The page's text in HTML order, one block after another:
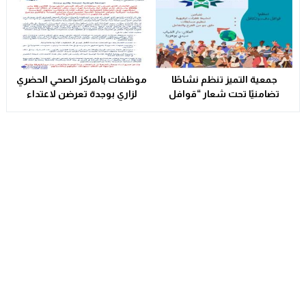
المرحلة العالمية من
مسابقة Huawei ICT
Competition 2025-2026
جمعية التميز تنظم نشاطًا
تضامنيًا تحت شعار “قوافل
موظفات بالمركز الصحي الحضري
لزاري بوجدة تعرضن لاعتداء